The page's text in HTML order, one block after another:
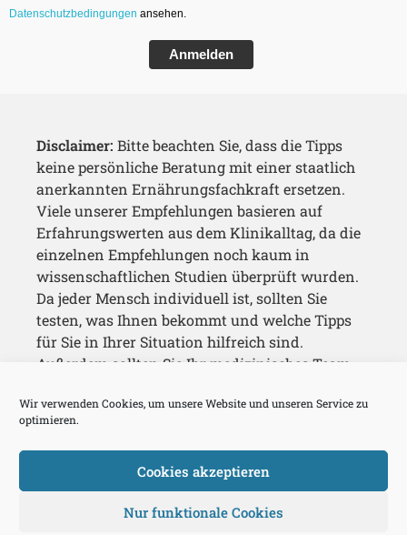
Wir verwenden Cookies, um unsere Website und unseren Service zu
optimieren.
Cookies akzeptieren
Nur funktionale Cookies
Datenschutzbedingungen ansehen.
Anmelden
Disclaimer: Bitte beachten Sie, dass die Tipps
keine persönliche Beratung mit einer staatlich
anerkannten Ernährungsfachkraft ersetzen.
Viele unserer Empfehlungen basieren auf
Erfahrungswerten aus dem Klinikalltag, da die
einzelnen Empfehlungen noch kaum in
wissenschaftlichen Studien überprüft wurden.
Da jeder Mensch individuell ist, sollten Sie
testen, was Ihnen bekommt und welche Tipps
für Sie in Ihrer Situation hilfreich sind.
Außerdem sollten Sie Ihr medizinisches Team
Laufenden halten.
Copyright © 2025 Eat What You Need e.V.